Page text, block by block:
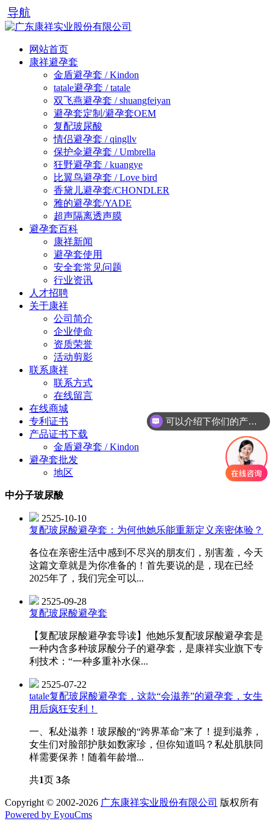
导航
网站首页
康祥避孕套
金盾避孕套 / Kindon
tatale避孕套 / tatale
双飞燕避孕套 / shuangfeiyan
避孕套定制/避孕套OEM
复配玻尿酸
情侣避孕套 / qingllv
保护伞避孕套 / Umbrella
狂野避孕套 / kuangye
比翼鸟避孕套 / Love bird
香黛儿避孕套/CHONDLER
雅的避孕套/YADE
超声隔离透声膜
避孕套百科
康祥新闻
避孕套使用
安全套常见问题
行业资讯
人才招聘
关于康祥
公司简介
企业使命
资质荣誉
活动剪影
联系康祥
联系方式
在线留言
在线商城
专利证书
产品证书下载
金盾避孕套 / Kindon
避孕套批发
地区
中分子玻尿酸
2525-10-10
复配玻尿酸避孕套：为何他她乐能重新定义亲密体验？
各位在亲密生活中感到不尽兴的朋友们，别害羞，今天
这篇文章就是为你准备的！首先要说的是，现在已经
2025年了，我们完全可以...
2525-09-28
复配玻尿酸避孕套
【复配玻尿酸避孕套导读】他她乐复配玻尿酸避孕套是
一种内含多种玻尿酸分子的避孕套，是康祥实业旗下专
利技术：“一种多重补水保...
2525-07-22
tatale复配玻尿酸避孕套，这款“会滋养”的避孕套，女生
用后疯狂安利！
一、私处滋养！玻尿酸的“跨界革命”来了！提到滋养，
女生们对脸部护肤如数家珍，但你知道吗？私处肌肤同
样需要保养！随着年龄增...
共1页 3条
Copyright © 2002-2026 广东康祥实业股份有限公司 版权所有
Powered by EyouCms
可以介绍下你们的产品么？